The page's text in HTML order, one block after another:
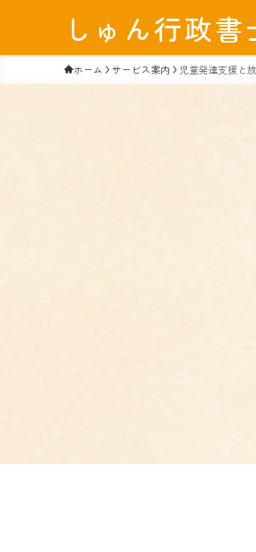
しゅん行政
ホーム サービス案内 児童発達支援と